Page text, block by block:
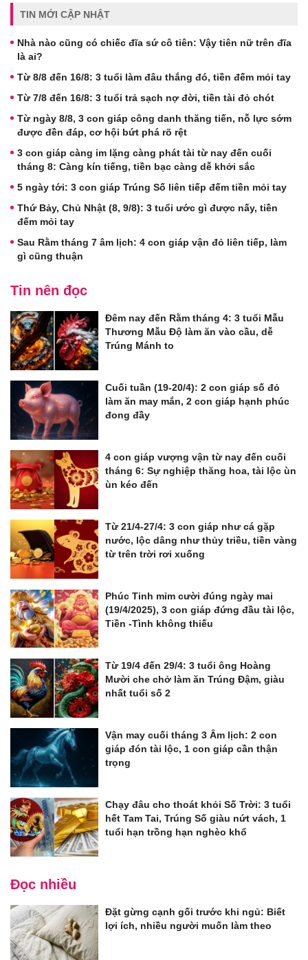
TIN MỚI CẬP NHẬT
Nhà nào cũng có chiếc đĩa sứ cô tiên: Vậy tiên nữ trên đĩa
là ai?
Từ 8/8 đến 16/8: 3 tuổi làm đâu thắng đó, tiền đếm mỏi tay
Từ 7/8 đến 16/8: 3 tuổi trả sạch nợ đời, tiền tài đỏ chót
Từ ngày 8/8, 3 con giáp công danh thăng tiến, nỗ lực sớm
được đền đáp, cơ hội bứt phá rõ rệt
3 con giáp càng im lặng càng phát tài từ nay đến cuối
tháng 8: Càng kín tiếng, tiền bạc càng dễ khởi sắc
5 ngày tới: 3 con giáp Trúng Số liên tiếp đếm tiền mỏi tay
Thứ Bảy, Chủ Nhật (8, 9/8): 3 tuổi ước gì được nấy, tiền
đếm mỏi tay
Sau Rằm tháng 7 âm lịch: 4 con giáp vận đỏ liên tiếp, làm
gì cũng thuận
Tin nên đọc
Đêm nay đến Rằm tháng 4: 3 tuổi Mẫu
Thương Mẫu Độ làm ăn vào cầu, dễ
Trúng Mánh to
Cuối tuần (19-20/4): 2 con giáp số đỏ
làm ăn may mắn, 2 con giáp hạnh phúc
đong đầy
4 con giáp vượng vận từ nay đến cuối
tháng 6: Sự nghiệp thăng hoa, tài lộc ùn
ùn kéo đến
Từ 21/4-27/4: 3 con giáp như cá gặp
nước, lộc dâng như thủy triều, tiền vàng
từ trên trời rơi xuống
Phúc Tinh mỉm cười đúng ngày mai
(19/4/2025), 3 con giáp đứng đầu tài lộc,
Tiền -Tình không thiếu
Từ 19/4 đến 29/4: 3 tuổi ông Hoàng
Mười che chở làm ăn Trúng Đậm, giàu
nhất tuổi số 2
Vận may cuối tháng 3 Âm lịch: 2 con
giáp đón tài lộc, 1 con giáp cần thận
trọng
Chạy đâu cho thoát khỏi Số Trời: 3 tuổi
hết Tam Tai, Trúng Số giàu nứt vách, 1
tuổi hạn trồng hạn nghèo khổ
Đọc nhiều
Đặt gừng cạnh gối trước khi ngủ: Biết
lợi ích, nhiều người muốn làm theo